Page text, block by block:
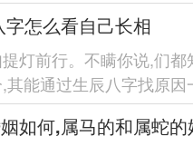
鼠男人...
怎么看自己长相
灯前行。不瞒你说,们都
能通过生辰八字找原因
字也...